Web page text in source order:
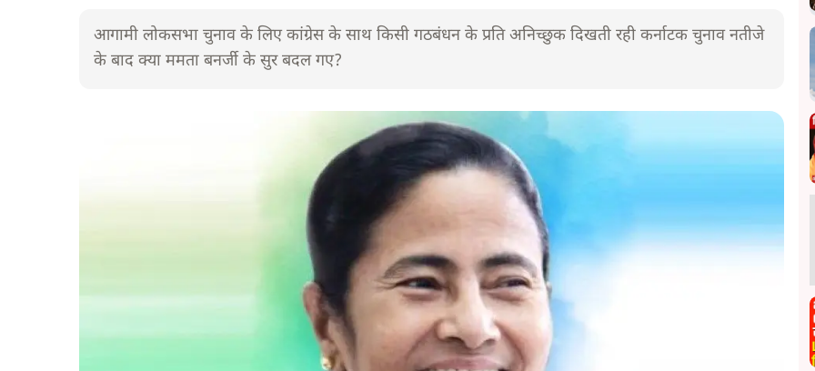
आगामी लोकसभा चुनाव के लिए कांग्रेस के साथ किसी गठबंधन के प्रति अनिच्छुक दिखती रही कर्नाटक चुनाव नतीजे
के बाद क्या ममता बनर्जी के सुर बदल गए?